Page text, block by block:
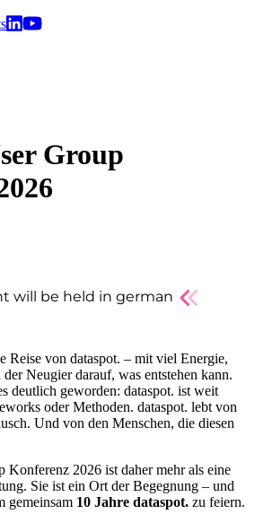
Group
will be held in german
Reise von dataspot. – mit viel Energie,
Neugier darauf, was entstehen kann.
deutlich geworden: dataspot. ist weit
oder Methoden. dataspot. lebt von
Und von den Menschen, die diesen
Konferenz 2026 ist daher mehr als eine
Sie ist ein Ort der Begegnung – und
gemeinsam 10 Jahre dataspot. zu feiern.